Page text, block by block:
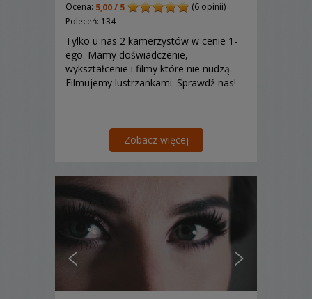
Ocena: 5,00 / 5
(6 opinii)
Poleceń: 134
Tylko u nas 2 kamerzystów w cenie 1-
ego. Mamy doświadczenie,
wykształcenie i filmy które nie nudzą.
Filmujemy lustrzankami. Sprawdź nas!
Zobacz więcej